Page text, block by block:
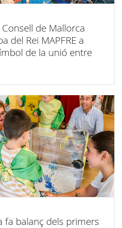
de Mallorca
del Rei MAPFRE a
de la unió entre
fa balanç dels primers